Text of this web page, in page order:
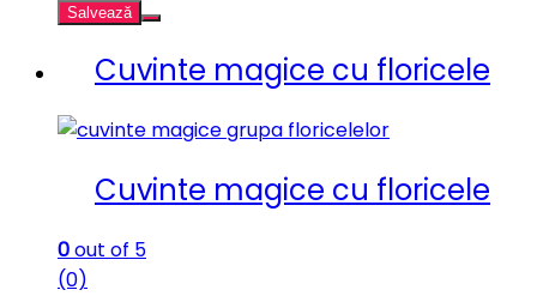
Salvează
Cuvinte magice cu floricele
Cuvinte magice cu floricele
0out of 5
(0)